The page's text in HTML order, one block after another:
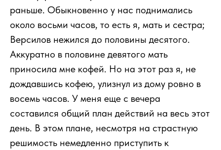
раньше. Обыкновенно у нас поднимались
около восьми часов, то есть я, мать и сестра;
Версилов нежился до половины десятого.
Аккуратно в половине девятого мать
приносила мне кофей. Но на этот раз я, не
дождавшись кофею, улизнул из дому ровно в
восемь часов. У меня еще с вечера
составился общий план действий на весь этот
день. В этом плане, несмотря на страстную
решимость немедленно приступить к